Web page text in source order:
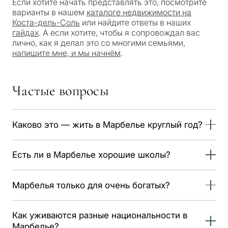
Если хотите начать представлять это, посмотрите
варианты в нашем каталоге недвижимости на
Коста-дель-Соль или найдите ответы в наших
гайдах. А если хотите, чтобы я сопровождал вас
лично, как я делал это со многими семьями,
напишите мне, и мы начнём.
Частые вопросы
Каково это — жить в Марбелье круглый год?
круглый год, жизнь на свежем воздухе и очень
активное международное сообщество.
Есть ли в Марбелье хорошие школы?
программами на разных языках, высоко ценимых
переезжающими семьями.
Марбелья только для очень богатых?
людей привлекают и удерживают климат, атмосфера
Как уживаются разные национальности в
КВИЗ
подборка
недвижимости
в Марбелье
Ответьте на несколько
ваш запрос с учётом
бюджета, целей и
юридических нюансов
вы
Консультация
свяжемся с вами в течение
30 минут
✓Конфиденциально